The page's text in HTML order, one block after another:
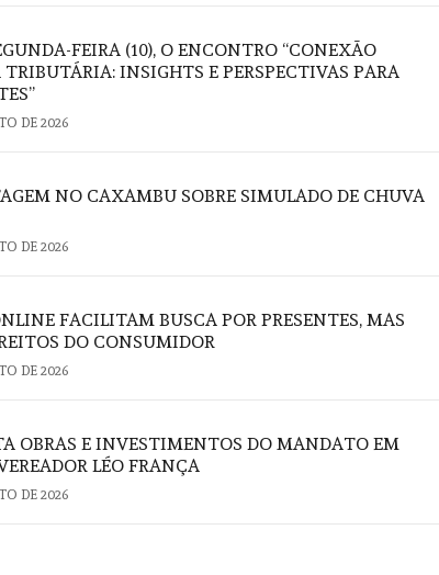
FEIRA (10), O ENCONTRO “CONEXÃO
INSIGHTS E PERSPECTIVAS PARA
DE 2026
NO CAXAMBU SOBRE SIMULADO DE CHUVA
DE 2026
FACILITAM BUSCA POR PRESENTES, MAS
DO CONSUMIDOR
DE 2026
OBRAS E INVESTIMENTOS DO MANDATO EM
LÉO FRANÇA
DE 2026